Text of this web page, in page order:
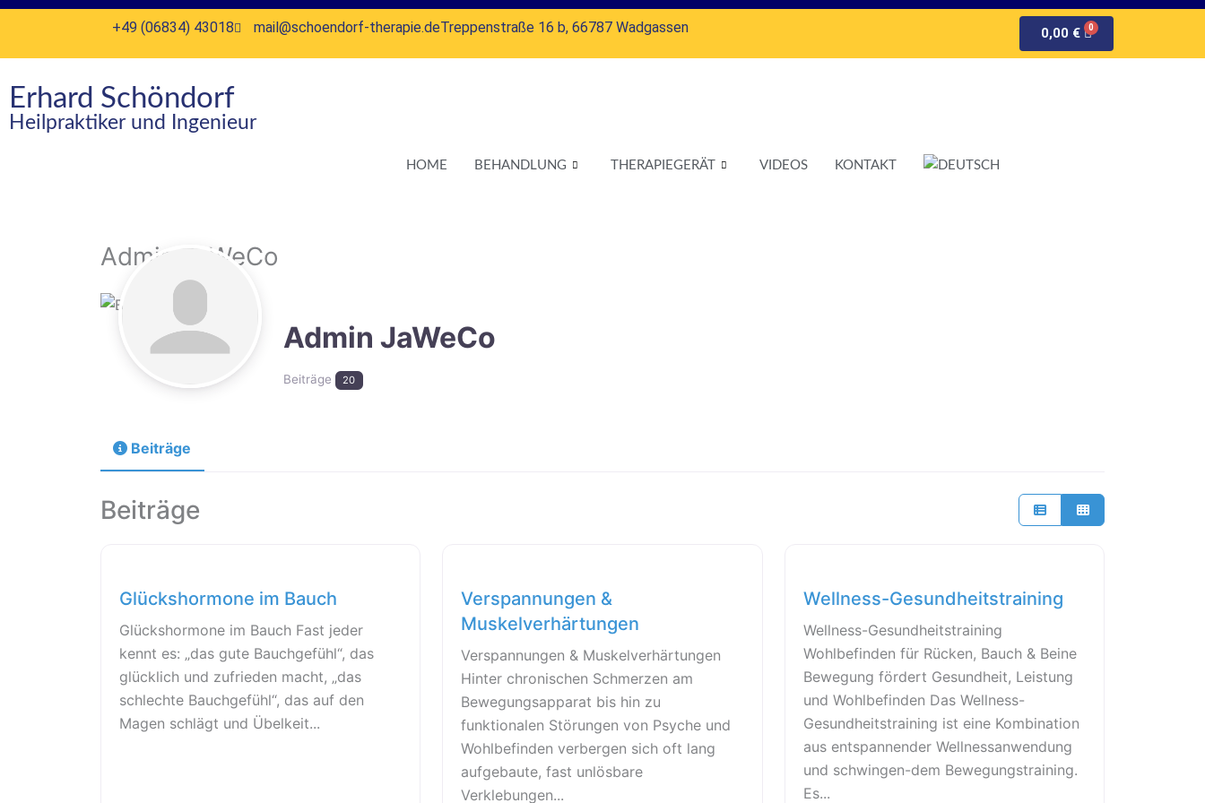
Zum
springen
+49 (06834) 43018 mail@schoendorf-therapie.deTreppenstraße 16 b, 66787 Wadgassen 0,00 €
Erhard Schöndorf
Heilpraktiker und Ingenieur
HOME BEHANDLUNG THERAPIEGERÄT VIDEOS KONTAKT
Admin JaWeCo
Admin JaWeCo
Beiträge 20
Beiträge
Beiträge
Glückshormone im Bauch
Glückshormone im Bauch Fast jeder
kennt es: „das gute Bauchgefühl“, das
glücklich und zufrieden macht, „das
schlechte Bauchgefühl“, das auf den
Magen schlägt und Übelkeit...
Verspannungen &
Muskelverhärtungen
Verspannungen & Muskelverhärtungen
Hinter chronischen Schmerzen am
Bewegungsapparat bis hin zu
funktionalen Störungen von Psyche und
Wohlbefinden verbergen sich oft lang
aufgebaute, fast unlösbare
Verklebungen...
Wellness-Gesundheitstraining
Wellness-Gesundheitstraining
Wohlbefinden für Rücken, Bauch & Beine
Bewegung fördert Gesundheit, Leistung
und Wohlbefinden Das Wellness-
Gesundheitstraining ist eine Kombination
aus entspannender Wellnessanwendung
und schwingen-dem Bewegungstraining.
Es...